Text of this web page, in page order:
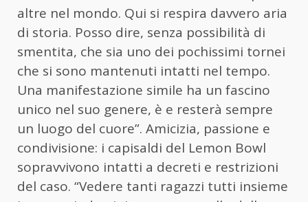
altre nel mondo. Qui si respira davvero aria
di storia. Posso dire, senza possibilità di
smentita, che sia uno dei pochissimi tornei
che si sono mantenuti intatti nel tempo.
Una manifestazione simile ha un fascino
unico nel suo genere, è e resterà sempre
un luogo del cuore”. Amicizia, passione e
condivisione: i capisaldi del Lemon Bowl
sopravvivono intatti a decreti e restrizioni
del caso. “Vedere tanti ragazzi tutti insieme